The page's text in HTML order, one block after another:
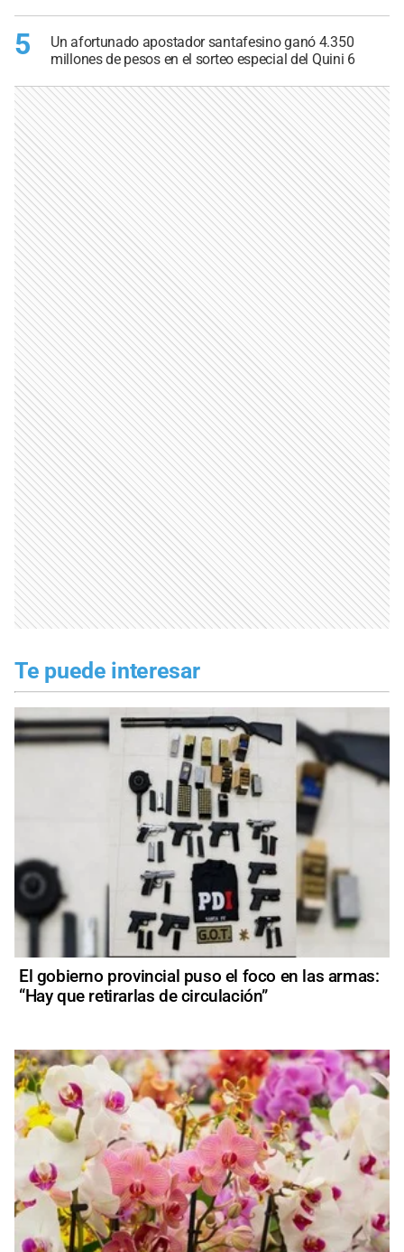
5
Un afortunado apostador santafesino ganó 4.350
millones de pesos en el sorteo especial del Quini 6
Te puede interesar
El gobierno provincial puso el foco en las armas:
“Hay que retirarlas de circulación”